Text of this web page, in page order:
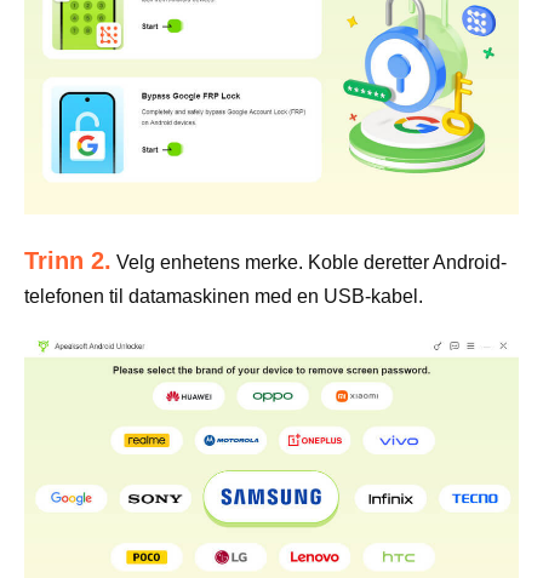
Trinn 2. Velg enhetens merke. Koble deretter Android-
telefonen til datamaskinen med en USB-kabel.